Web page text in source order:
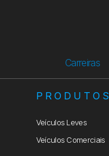
Carreiras
PRODUTOS
Veículos Leves
Veículos Comerciais